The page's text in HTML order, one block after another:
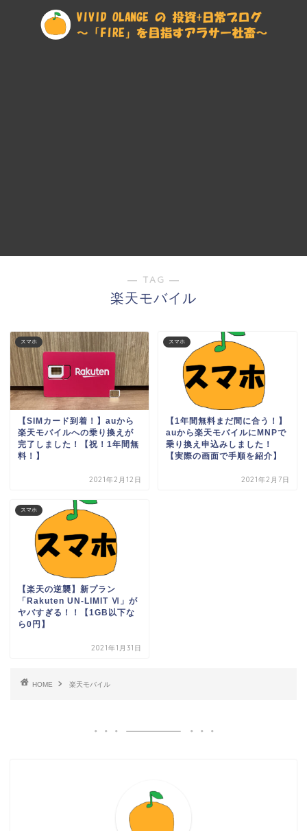
― TAG ―
楽天モバイル
スマホ
【SIMカード到着！】auから
楽天モバイルへの乗り換えが
完了しました！【祝！1年間無
料！】
2021年2月12日
スマホ
【1年間無料まだ間に合う！】
auから楽天モバイルにMNPで
乗り換え申込みしました！
【実際の画面で手順を紹介】
2021年2月7日
スマホ
【楽天の逆襲】新プラン
「Rakuten UN-LIMIT Ⅵ」が
ヤバすぎる！！【1GB以下な
ら0円】
2021年1月31日
HOME 楽天モバイル